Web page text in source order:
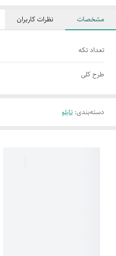
مشخصات نظرات کاربران
تعداد تکه
طرح کلی
دسته‌بندی: تابلو